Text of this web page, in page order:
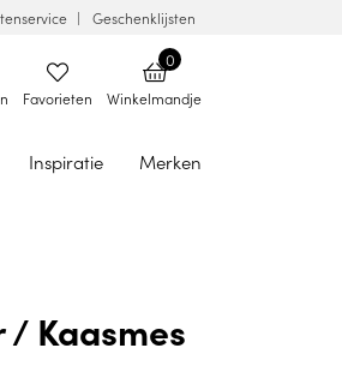
Geschenklijsten
Favorieten
0
Winkelmandje
Inspiratie Merken
Kaasmes